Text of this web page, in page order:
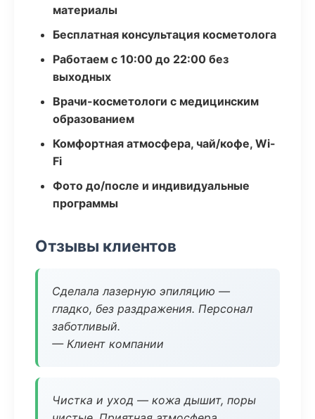
материалы
Бесплатная консультация косметолога
Работаем с 10:00 до 22:00 без
выходных
Врачи-косметологи с медицинским
образованием
Комфортная атмосфера, чай/кофе, Wi-
Fi
Фото до/после и индивидуальные
программы
Отзывы клиентов
Сделала лазерную эпиляцию —
гладко, без раздражения. Персонал
заботливый.
— Клиент компании
Чистка и уход — кожа дышит, поры